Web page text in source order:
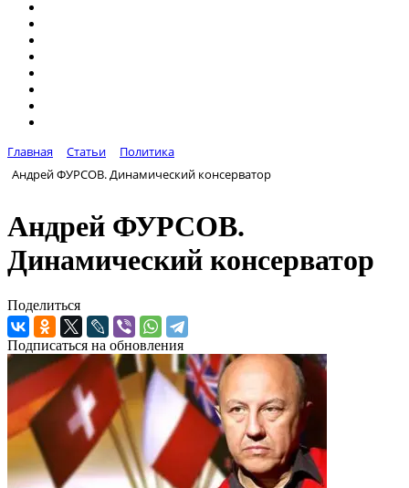
Главная Статьи
Политика
Андрей ФУРСОВ. Динамический консерватор
Андрей ФУРСОВ.
Динамический консерватор
Поделиться
Подписаться на обновления